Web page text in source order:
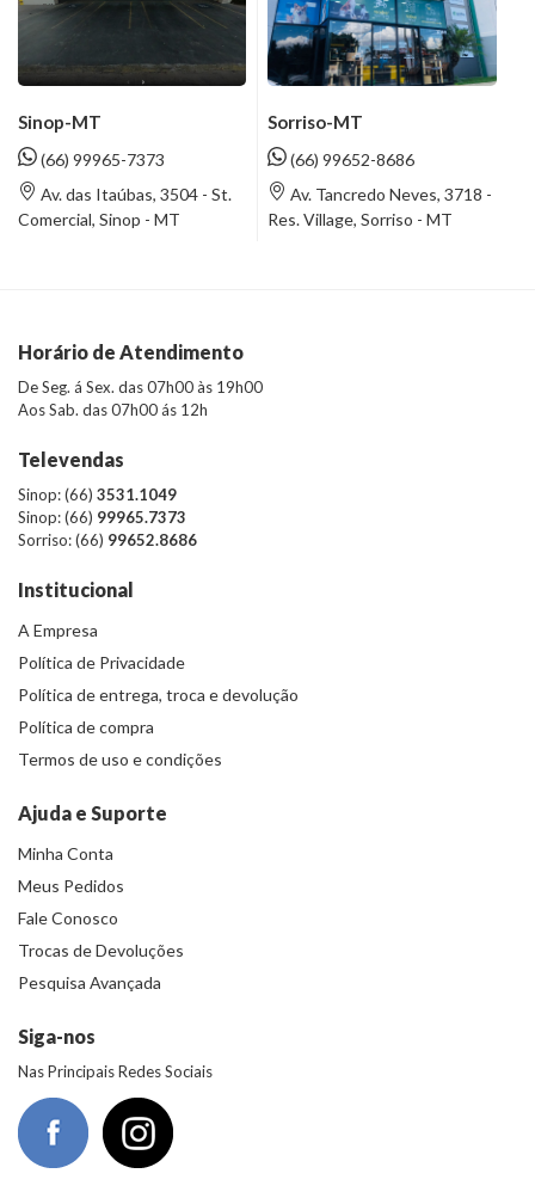
Sinop-MT
(66) 99965-7373
Av. das Itaúbas, 3504 - St.
Comercial, Sinop - MT
Sorriso-MT
(66) 99652-8686
Av. Tancredo Neves, 3718 -
Res. Village, Sorriso - MT
Horário de Atendimento
De Seg. á Sex. das 07h00 às 19h00
Aos Sab. das 07h00 ás 12h
Televendas
Sinop: (66) 3531.1049
Sinop: (66) 99965.7373
Sorriso: (66) 99652.8686
Institucional
A Empresa
Política de Privacidade
Política de entrega, troca e devolução
Política de compra
Termos de uso e condições
Ajuda e Suporte
Minha Conta
Meus Pedidos
Fale Conosco
Trocas de Devoluções
Pesquisa Avançada
Siga-nos
Nas Principais Redes Sociais